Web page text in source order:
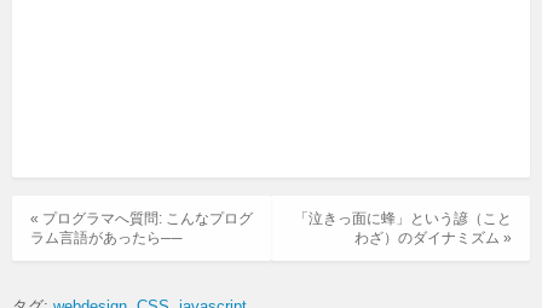
「泣きっ面に蜂」という諺（こと
わざ）のダイナミズム »
« プログラマへ質問: こんなプログ
ラム言語があったら──